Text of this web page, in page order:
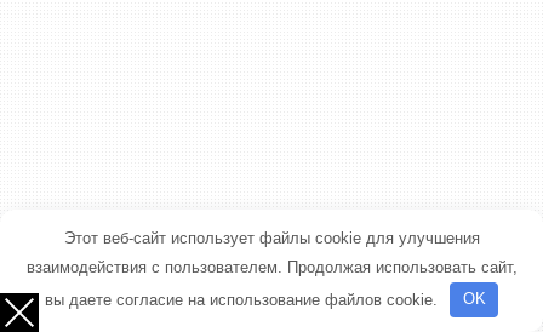
Этот веб-сайт использует файлы cookie для улучшения
взаимодействия с пользователем. Продолжая использовать сайт,
вы даете согласие на использование файлов cookie.
OK